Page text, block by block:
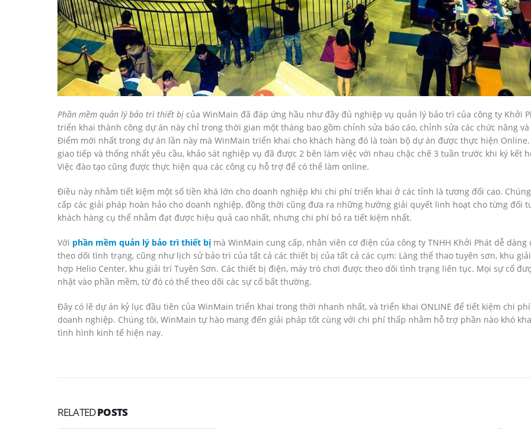
Phần mềm quản lý bảo trì thiết bị của WinMain đã đáp ứng hầu như đầy đủ nghiệp vụ quản lý bảo trì của công ty Khởi
triển khai thành công dự án này chỉ trong thời gian một tháng bao gồm chỉnh sửa báo cáo, chỉnh sửa các chức năng và
Điểm mới nhất trong dự án lần này mà WinMain triển khai cho khách hàng đó là toàn bộ dự án được thực hiện
giao tiếp và thống nhất yêu cầu, khảo sát nghiệp vụ đã được 2 bên làm việc với nhau chặc chẽ 3 tuần trước khi ký kết
Việc đào tạo cũng được thực hiện qua các công cụ hỗ trợ để có thể làm online.
Điều này nhằm tiết kiệm một số tiền khá lớn cho doanh nghiệp khi chi phí triển khai ở các tỉnh là tương đối cao.
cấp các giải pháp hoàn hảo cho doanh nghiệp, đồng thời cũng đưa ra những hướng giải quyết linh hoạt cho từng đối
khách hàng cụ thể nhằm đạt được hiệu quả cao nhất, nhưng chi phí bỏ ra tiết kiệm nhất.
Với phần mềm quản lý bảo trì thiết bị mà WinMain cung cấp, nhân viên cơ điện của công ty TNHH Khởi Phát dễ dàng
theo dõi tình trạng, cũng như lịch sử bảo trì của tất cả các thiết bị của tất cả các cụm: Làng thể thao tuyên sơn, khu
hợp Helio Center, khu giải trí Tuyên Sơn. Các thiết bị điện, máy trò chơi được theo dõi tình trạng liên tục. Mọi sự cố
nhật vào phần mềm, từ đó có thể theo dõi các sự cố bất thường.
Đây có lẽ dự án kỷ lục đầu tiên của WinMain triển khai trong thời nhanh nhất, và triển khai ONLINE để tiết kiệm chi
doanh nghiệp. Chúng tôi, WinMain tự hào mang đến giải pháp tốt cùng với chi phí thấp nhằm hỗ trợ phần nào khó
tình hình kinh tế hiện nay.
RELATEDPOSTS